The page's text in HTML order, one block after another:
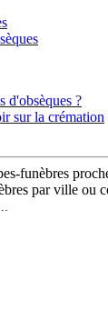
d'obsèques ?
sur la crémation
funèbres
par ville ou